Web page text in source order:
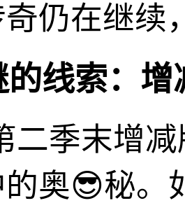
仍在继续
线索：
二季末增
奥😎秘。